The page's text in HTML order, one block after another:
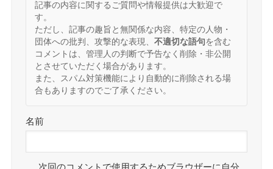
記事の内容に関するご質問や情報提供は大歓迎で
す。
ただし、記事の趣旨と無関係な内容、特定の人物・
団体への批判、攻撃的な表現、 不適切な語句を含む
コメントは、管理人の判断で予告なく削除・非公開
とさせていただく場合があります。
また、スパム対策機能により自動的に削除される場
合もありますのでご了承ください。
名前
次回のコメントで使用するためブラウザーに自分